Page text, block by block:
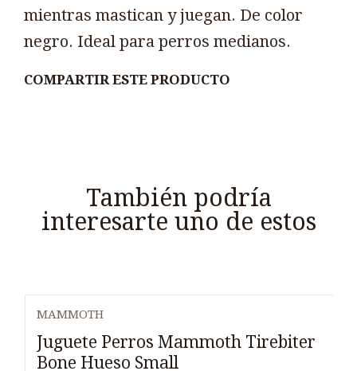
mientras mastican y juegan. De color
negro. Ideal para perros medianos.
COMPARTIR ESTE PRODUCTO
También podría
interesarte uno de estos
MAMMOTH
Juguete Perros Mammoth Tirebiter
Bone Hueso Small